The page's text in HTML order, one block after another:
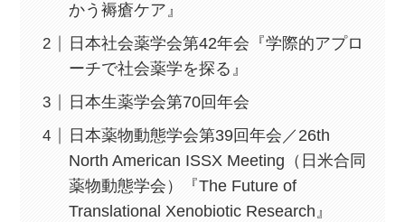
かう褥瘡ケア』
日本社会薬学会第42年会『学際的アプロ
ーチで社会薬学を探る』
日本生薬学会第70回年会
日本薬物動態学会第39回年会／26th
North American ISSX Meeting（日米合同
薬物動態学会）『The Future of
Translational Xenobiotic Research』